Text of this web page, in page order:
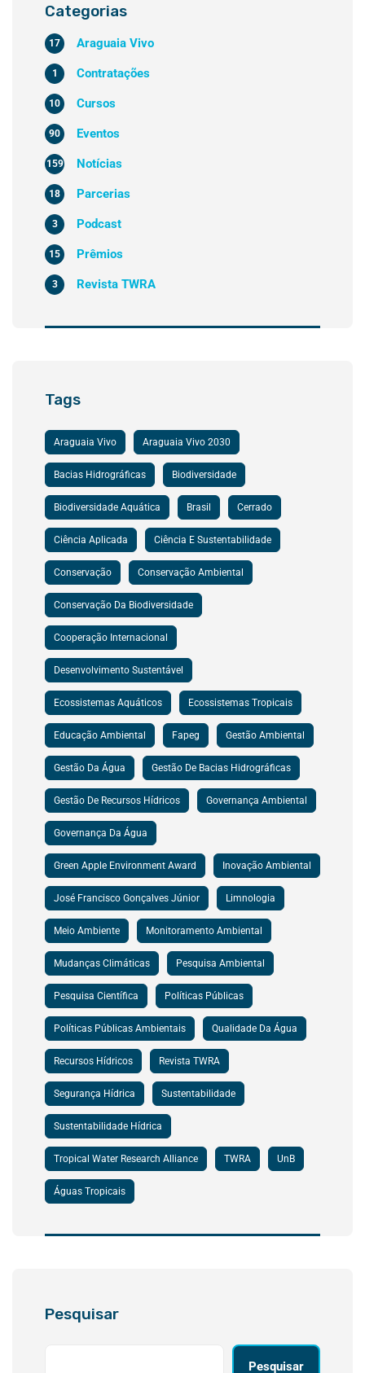
Categorias
Araguaia Vivo
17
Contratações
1
Cursos
10
Eventos
90
Notícias
159
Parcerias
18
Podcast
3
Prêmios
15
Revista TWRA
3
Tags
Araguaia Vivo Araguaia Vivo 2030
Bacias Hidrográficas Biodiversidade
Biodiversidade Aquática Brasil Cerrado
Ciência Aplicada Ciência E Sustentabilidade
Conservação Conservação Ambiental
Conservação Da Biodiversidade
Cooperação Internacional
Desenvolvimento Sustentável
Ecossistemas Aquáticos Ecossistemas Tropicais
Educação Ambiental Fapeg Gestão Ambiental
Gestão Da Água Gestão De Bacias Hidrográficas
Gestão De Recursos Hídricos Governança Ambiental
Governança Da Água
Green Apple Environment Award Inovação Ambiental
José Francisco Gonçalves Júnior Limnologia
Meio Ambiente Monitoramento Ambiental
Mudanças Climáticas Pesquisa Ambiental
Pesquisa Científica Políticas Públicas
Políticas Públicas Ambientais Qualidade Da Água
Recursos Hídricos Revista TWRA
Segurança Hídrica Sustentabilidade
Sustentabilidade Hídrica
Tropical Water Research Alliance TWRA UnB
Águas Tropicais
Pesquisar
Pesquisar